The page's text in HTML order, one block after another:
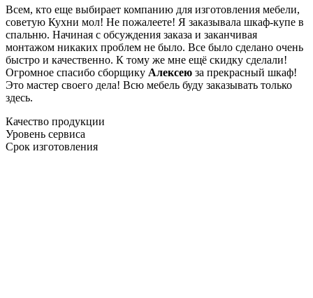
Всем, кто еще выбирает компанию для изготовления мебели,
советую Кухни мол! Не пожалеете! Я заказывала шкаф-купе в
спальню. Начиная с обсуждения заказа и заканчивая
монтажом никаких проблем не было. Все было сделано очень
быстро и качественно. К тому же мне ещё скидку сделали!
Огромное спасибо сборщику Алексею за прекрасный шкаф!
Это мастер своего дела! Всю мебель буду заказывать только
здесь.
Качество продукции
Уровень сервиса
Срок изготовления